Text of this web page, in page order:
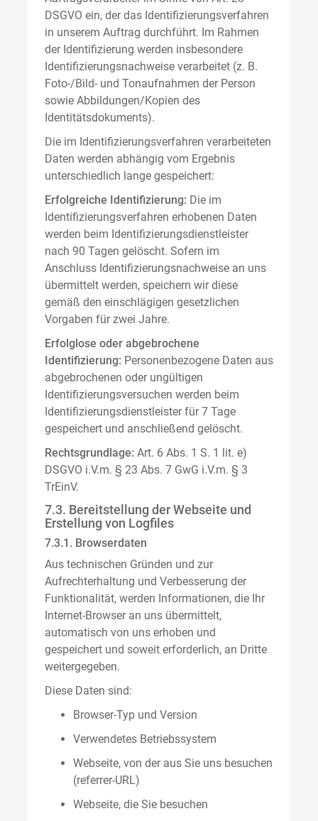
DSGVO ein, der das Identifizierungsverfahren
in unserem Auftrag durchführt. Im Rahmen
der Identifizierung werden insbesondere
Identifizierungsnachweise verarbeitet (z. B.
Foto-/Bild- und Tonaufnahmen der Person
sowie Abbildungen/Kopien des
Identitätsdokuments).
Die im Identifizierungsverfahren verarbeiteten
Daten werden abhängig vom Ergebnis
unterschiedlich lange gespeichert:
Erfolgreiche Identifizierung: Die im
Identifizierungsverfahren erhobenen Daten
werden beim Identifizierungsdienstleister
nach 90 Tagen gelöscht. Sofern im
Anschluss Identifizierungsnachweise an uns
übermittelt werden, speichern wir diese
gemäß den einschlägigen gesetzlichen
Vorgaben für zwei Jahre.
Erfolglose oder abgebrochene
Identifizierung: Personenbezogene Daten aus
abgebrochenen oder ungültigen
Identifizierungsversuchen werden beim
Identifizierungsdienstleister für 7 Tage
gespeichert und anschließend gelöscht.
Rechtsgrundlage: Art. 6 Abs. 1 S. 1 lit. e)
DSGVO i.V.m. § 23 Abs. 7 GwG i.V.m. § 3
TrEinV.
7.3. Bereitstellung der Webseite und
Erstellung von Logfiles
7.3.1. Browserdaten
Aus technischen Gründen und zur
Aufrechterhaltung und Verbesserung der
Funktionalität, werden Informationen, die Ihr
Internet-Browser an uns übermittelt,
automatisch von uns erhoben und
gespeichert und soweit erforderlich, an Dritte
weitergegeben.
Diese Daten sind:
Browser-Typ und Version
Verwendetes Betriebssystem
Webseite, von der aus Sie uns besuchen
(referrer-URL)
Webseite, die Sie besuchen